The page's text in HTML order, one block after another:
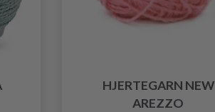
HJERTEGARN NEW
AREZZO